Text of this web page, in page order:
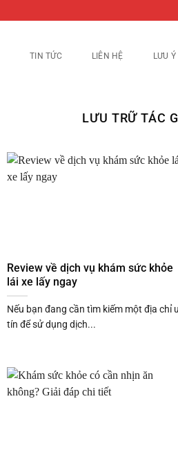
TIN TỨC LIÊN HỆ LƯU Ý
LƯU TRỮ TÁC
Review về dịch vụ khám sức khỏe
lái xe lấy ngay
Nếu bạn đang cần tìm kiếm một địa chỉ
tín để sử dụng dịch...